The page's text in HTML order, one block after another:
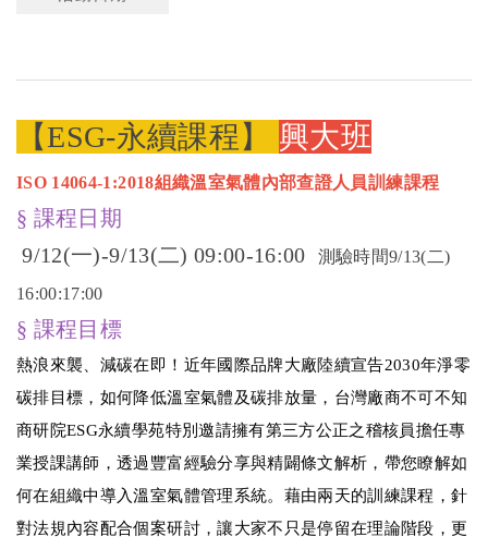
【ESG-永續課程】 興大班
ISO 14064-1:2018組織溫室氣體內部查證人員訓練課程
§ 課程日期
9/12(一)-9/13(二) 09:00-16:00 測驗時間9/13(二)
16:00:17:00
§ 課程目標
熱浪來襲、減碳在即！近年國際品牌大廠陸續宣告2030年淨零
碳排目標，如何降低溫室氣體及碳排放量，台灣廠商不可不知
商研院ESG永續學苑特別邀請擁有第三方公正之稽核員擔任專
業授課講師，透過豐富經驗分享與精闢條文解析，帶您瞭解如
何在組織中導入溫室氣體管理系統。藉由兩天的訓練課程，針
對法規內容配合個案研討，讓大家不只是停留在理論階段，更